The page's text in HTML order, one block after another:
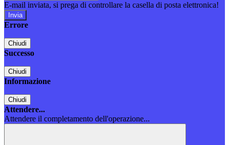
E-mail inviata, si prega di controllare la casella di posta elettronica!
Errore
Chiudi
Successo
Chiudi
Informazione
Chiudi
Attendere...
Attendere il completamento dell'operazione...